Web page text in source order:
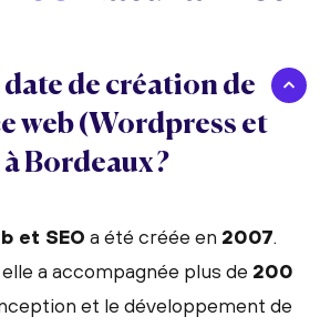
de création de
web (Wordpress et
Bordeaux ?
et SEO a été créée en 2007.
a accompagnée plus de 200
et le développement de